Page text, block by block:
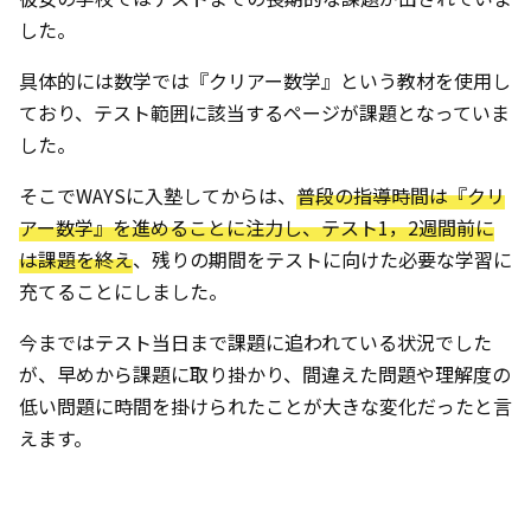
した。
具体的には数学では『クリアー数学』という教材を使用し
ており、テスト範囲に該当するページが課題となっていま
した。
そこでWAYSに入塾してからは、 普段の指導時間は『クリ
アー数学』を進めることに注力し、テスト1，2週間前に
は課題を終え、残りの期間をテストに向けた必要な学習に
充てることにしました。
今まではテスト当日まで課題に追われている状況でした
が、早めから課題に取り掛かり、間違えた問題や理解度の
低い問題に時間を掛けられたことが大きな変化だったと言
えます。